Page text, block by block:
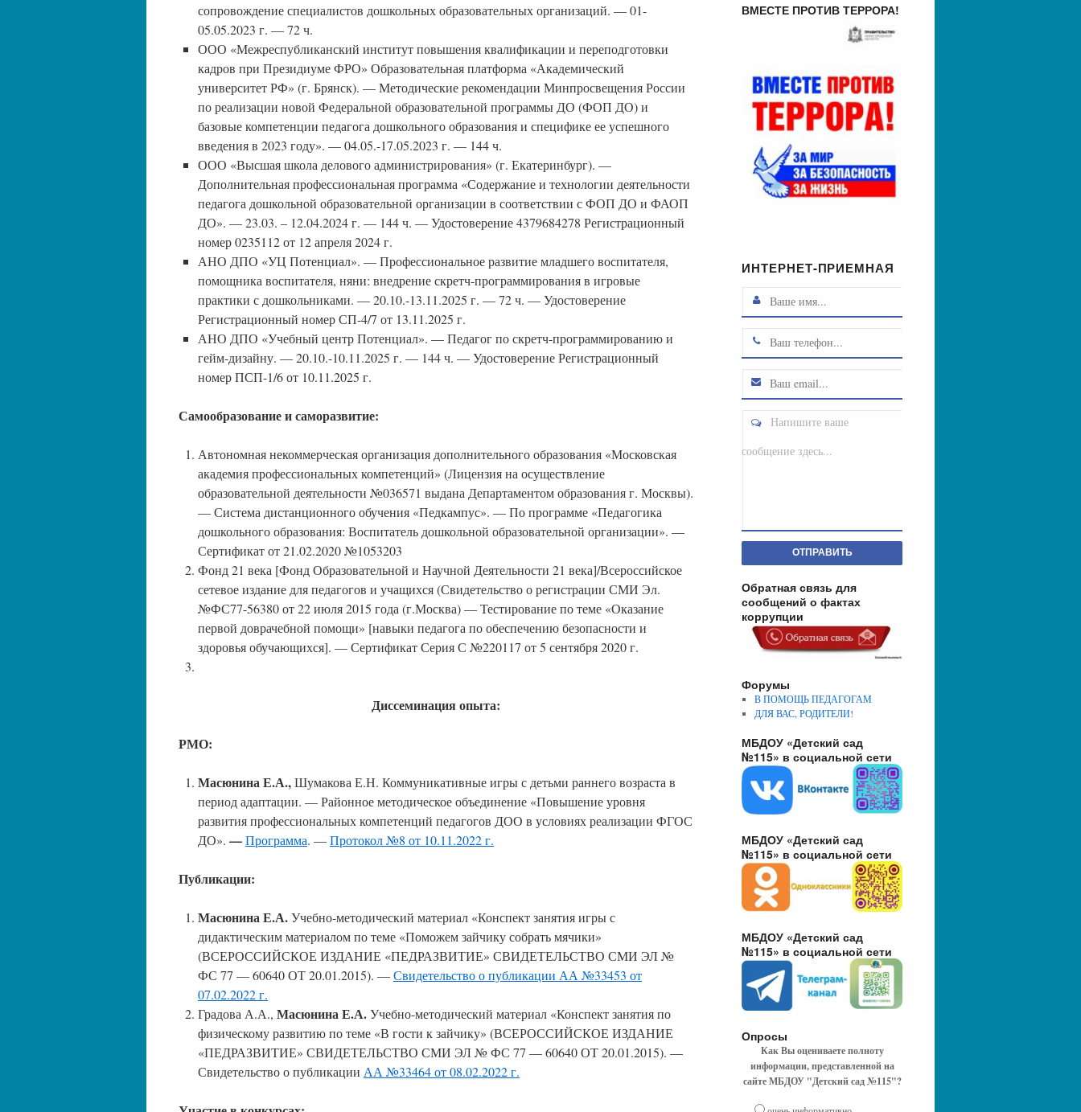
сопровождение специалистов дошкольных образовательных организаций. — 01-
05.05.2023 г. — 72 ч.
ООО «Межреспубликанский институт повышения квалификации и переподготовки
кадров при Президиуме ФРО» Образовательная платформа «Академический
университет РФ» (г. Брянск). — Методические рекомендации Минпросвещения России
по реализации новой Федеральной образовательной программы ДО (ФОП ДО) и
базовые компетенции педагога дошкольного образования и специфике ее успешного
введения в 2023 году». — 04.05.-17.05.2023 г. — 144 ч.
ООО «Высшая школа делового администрирования» (г. Екатеринбург). —
Дополнительная профессиональная программа «Содержание и технологии деятельности
педагога дошкольной образовательной организации в соответствии с ФОП ДО и ФАОП
ДО». — 23.03. – 12.04.2024 г. — 144 ч. — Удостоверение 4379684278 Регистрационный
номер 0235112 от 12 апреля 2024 г.
АНО ДПО «УЦ Потенциал». — Профессиональное развитие младшего воспитателя,
помощника воспитателя, няни: внедрение скретч-программирования в игровые
практики с дошкольниками. — 20.10.-13.11.2025 г. — 72 ч. — Удостоверение
Регистрационный номер СП-4/7 от 13.11.2025 г.
АНО ДПО «Учебный центр Потенциал». — Педагог по скретч-программированию и
гейм-дизайну. — 20.10.-10.11.2025 г. — 144 ч. — Удостоверение Регистрационный
номер ПСП-1/6 от 10.11.2025 г.
Самообразование и саморазвитие:
Автономная некоммерческая организация дополнительного образования «Московская
академия профессиональных компетенций» (Лицензия на осуществление
образовательной деятельности №036571 выдана Департаментом образования г. Москвы).
— Система дистанционного обучения «Педкампус». — По программе «Педагогика
дошкольного образования: Воспитатель дошкольной образовательной организации». —
Сертификат от 21.02.2020 №1053203
Фонд 21 века [Фонд Образовательной и Научной Деятельности 21 века]/Всероссийское
сетевое издание для педагогов и учащихся (Свидетельство о регистрации СМИ Эл.
№ФС77-56380 от 22 июля 2015 года (г.Москва) — Тестирование по теме «Оказание
первой доврачебной помощи» [навыки педагога по обеспечению безопасности и
здоровья обучающихся]. — Сертификат Серия С №220117 от 5 сентября 2020 г.
Диссеминация опыта:
РМО:
Масюнина Е.А.,Шумакова Е.Н. Коммуникативные игры с детьми раннего возраста в
период адаптации. — Районное методическое объединение «Повышение уровня
развития профессиональных компетенций педагогов ДОО в условиях реализации ФГОС
ДО». —Программа. —Протокол №8 от 10.11.2022 г.
Публикации:
Масюнина Е.А.Учебно-методический материал «Конспект занятия игры с
дидактическим материалом по теме «Поможем зайчику собрать мячики»
(ВСЕРОССИЙСКОЕ ИЗДАНИЕ «ПЕДРАЗВИТИЕ» СВИДЕТЕЛЬСТВО СМИ ЭЛ №
ФС 77 — 60640 ОТ 20.01.2015). —Свидетельство о публикации АА №33453 от
07.02.2022 г.
Градова А.А., Масюнина Е.А.Учебно-методический материал «Конспект занятия по
физическому развитию по теме «В гости к зайчику» (ВСЕРОССИЙСКОЕ ИЗДАНИЕ
«ПЕДРАЗВИТИЕ» СВИДЕТЕЛЬСТВО СМИ ЭЛ № ФС 77 — 60640 ОТ 20.01.2015). —
Свидетельство о публикации АА №33464 от 08.02.2022 г.
ВМЕСТЕ ПРОТИВ ТЕРРОРА!
ИНТЕРНЕТ-ПРИЕМНАЯ
Напишите ваше
сообщение здесь...
ОТПРАВИТЬ
Обратная связь для
сообщений о фактах
коррупции
Форумы
В ПОМОЩЬ ПЕДАГОГАМ
ДЛЯ ВАС, РОДИТЕЛИ!
МБДОУ «Детский сад
№115» в социальной сети
МБДОУ «Детский сад
№115» в социальной сети
МБДОУ «Детский сад
№115» в социальной сети
Опросы
Как Вы оцениваете полноту
информации, представленной на
сайте МБДОУ "Детский сад №115"?